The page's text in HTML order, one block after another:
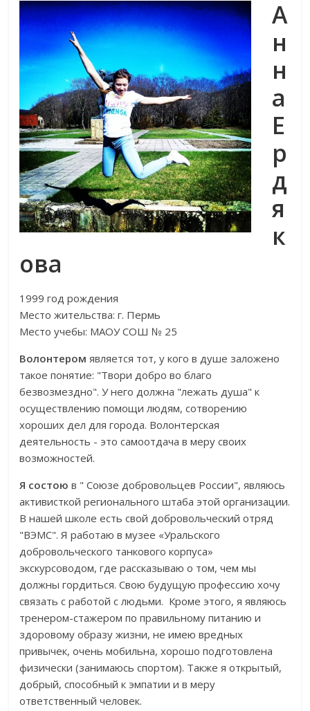
А
н
н
а
Е
р
д
я
к
ова
1999 год рождения
Место жительства: г. Пермь
Место учебы: МАОУ СОШ № 25
Волонтером является тот, у кого в душе заложено
такое понятие: "Твори добро во благо
безвозмездно". У него должна "лежать душа" к
осуществлению помощи людям, сотворению
хороших дел для города. Волонтерская
деятельность - это самоотдача в меру своих
возможностей.
Я состою в " Союзе добровольцев России", являюсь
активисткой регионального штаба этой организации.
В нашей школе есть свой добровольческий отряд
"ВЭМС". Я работаю в музее «Уральского
добровольческого танкового корпуса»
экскурсоводом, где рассказываю о том, чем мы
должны гордиться. Свою будущую профессию хочу
связать с работой с людьми. Кроме этого, я являюсь
тренером-стажером по правильному питанию и
здоровому образу жизни, не имею вредных
привычек, очень мобильна, хорошо подготовлена
физически (занимаюсь спортом). Также я открытый,
добрый, способный к эмпатии и в меру
ответственный человек.